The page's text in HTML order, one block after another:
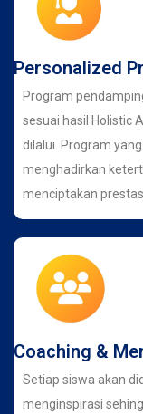
Personalized
Program
sesuai hasil Holistic
dilalui. Program
menghadirkan
menciptakan
Coaching &
Setiap siswa akan
menginspirasi